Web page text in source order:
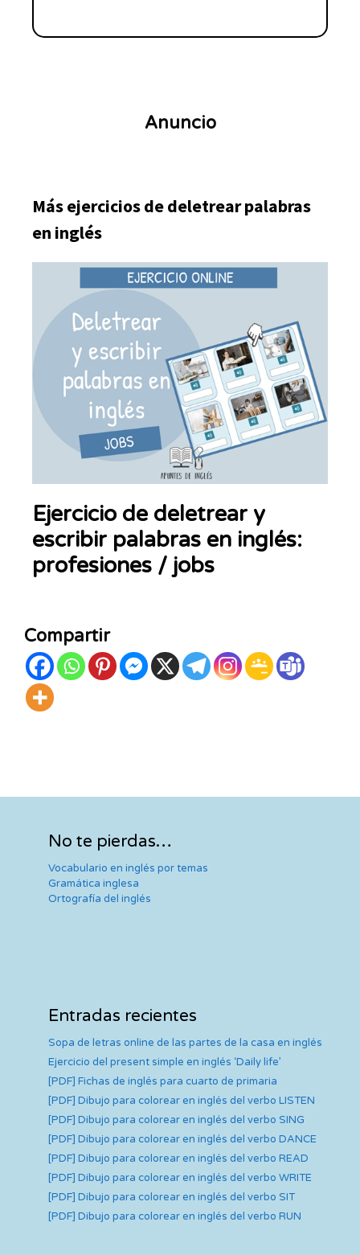
Más ejercicios de deletrear palabras
en inglés
Ejercicio de deletrear y
escribir palabras en inglés:
profesiones / jobs
Compartir
No te pierdas…
Vocabulario en inglés por temas
Gramática inglesa
Ortografía del inglés
Entradas recientes
Sopa de letras online de las partes de la casa en inglés
Ejercicio del present simple en inglés ‘Daily life’
[PDF] Fichas de inglés para cuarto de primaria
[PDF] Dibujo para colorear en inglés del verbo LISTEN
[PDF] Dibujo para colorear en inglés del verbo SING
[PDF] Dibujo para colorear en inglés del verbo DANCE
[PDF] Dibujo para colorear en inglés del verbo READ
[PDF] Dibujo para colorear en inglés del verbo WRITE
[PDF] Dibujo para colorear en inglés del verbo SIT
[PDF] Dibujo para colorear en inglés del verbo RUN